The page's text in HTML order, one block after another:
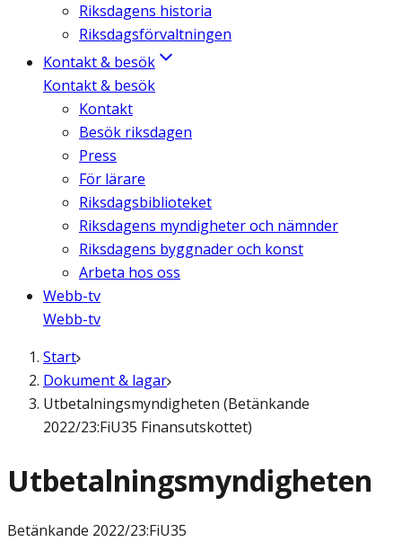
Riksdagens historia
Riksdagsförvaltningen
Kontakt & besök
Kontakt & besök
Kontakt
Besök riksdagen
Press
För lärare
Riksdagsbiblioteket
Riksdagens myndigheter och nämnder
Riksdagens byggnader och konst
Arbeta hos oss
Webb-tv
Webb-tv
Start
Dokument & lagar
Utbetalningsmyndigheten (Betänkande
2022/23:FiU35 Finansutskottet)
Utbetalningsmyndigheten
Betänkande 2022/23:FiU35